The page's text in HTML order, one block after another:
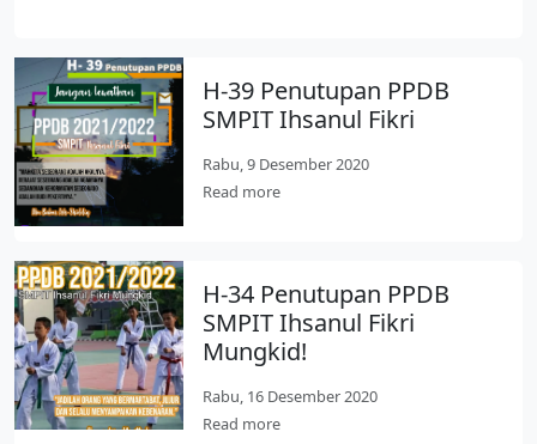
H-39 Penutupan PPDB
SMPIT Ihsanul Fikri
Rabu, 9 Desember 2020
Read more
H-34 Penutupan PPDB
SMPIT Ihsanul Fikri
Mungkid!
Rabu, 16 Desember 2020
Read more